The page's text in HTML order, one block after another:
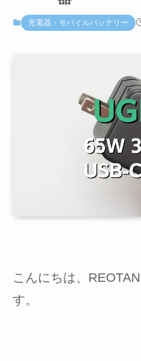
充電器・モバイルバッテリー
こんにちは、
す。